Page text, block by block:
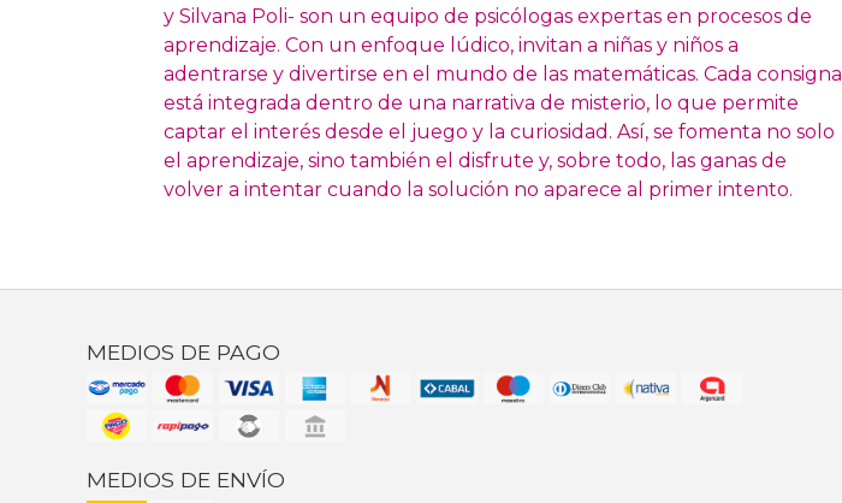
y Silvana Poli- son un equipo de psicólogas expertas en procesos de
aprendizaje. Con un enfoque lúdico, invitan a niñas y niños a
adentrarse y divertirse en el mundo de las matemáticas. Cada consigna
está integrada dentro de una narrativa de misterio, lo que permite
captar el interés desde el juego y la curiosidad. Así, se fomenta no solo
el aprendizaje, sino también el disfrute y, sobre todo, las ganas de
volver a intentar cuando la solución no aparece al primer intento.
MEDIOS DE PAGO
MEDIOS DE ENVÍO